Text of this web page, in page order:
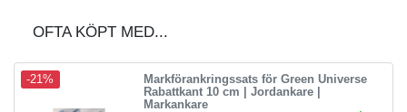
OFTA KÖPT MED...
-21%
Markförankringssats för Green Universe
Rabattkant 10 cm | Jordankare |
Markankare